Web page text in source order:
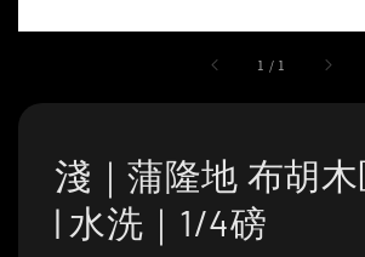
1 / 1
淺｜蒲隆地 布胡
| 水洗｜1/4磅